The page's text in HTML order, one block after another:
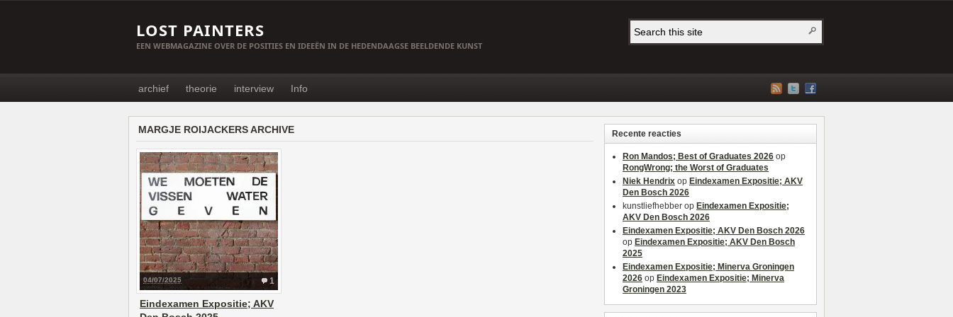
LOST PAINTERS
EEN WEBMAGAZINE OVER DE POSITIES EN IDEEËN IN DE HEDENDAAGSE BEELDENDE KUNST
archief theorie interview Info
MARGJE ROIJACKERS ARCHIVE
1
04/07/2025
Eindexamen Expositie; AKV
Recente reacties
Ron Mandos; Best of Graduates 2026 op
RongWrong; the Worst of Graduates
Niek Hendrix op Eindexamen Expositie; AKV
Den Bosch 2026
kunstliefhebber op Eindexamen Expositie;
AKV Den Bosch 2026
Eindexamen Expositie; AKV Den Bosch 2026
op Eindexamen Expositie; AKV Den Bosch
2025
Eindexamen Expositie; Minerva Groningen
2026 op Eindexamen Expositie; Minerva
Groningen 2023